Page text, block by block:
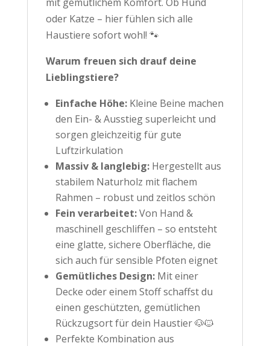
oder Katze – hier fühlen sich alle
Haustiere sofort wohl! 🐾
Warum freuen sich drauf deine
Lieblingstiere?
Einfache Höhe:Kleine Beine machen
den Ein- & Ausstieg superleicht und
sorgen gleichzeitig für gute
Luftzirkulation
Massiv & langlebig:Hergestellt aus
stabilem Naturholz mit flachem
Rahmen – robust und zeitlos schön
Fein verarbeitet:Von Hand &
maschinell geschliffen – so entsteht
eine glatte, sichere Oberfläche, die
sich auch für sensible Pfoten eignet
Gemütliches Design:Mit einer
Decke oder einem Stoff schaffst du
einen geschützten, gemütlichen
Rückzugsort für dein Haustier 🐶🐱
Perfekte Kombination aus